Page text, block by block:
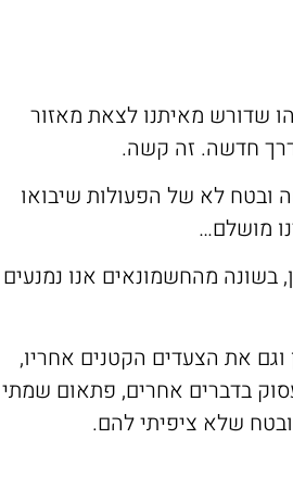
שדורש מאיתנו לצאת מאזור
חדשה. זה קשה.
ובטח לא של הפעולות שיבואו
מושלם…
בשונה מהחשמונאים אנו נמנעים
את הצעדים הקטנים אחריו,
בדברים אחרים, פתאום שמתי
שלא ציפיתי להם.